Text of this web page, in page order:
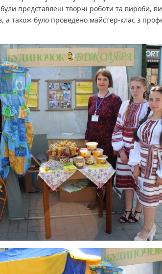
представлені творчі роботи та вироби,
а також було проведено майстер-клас з